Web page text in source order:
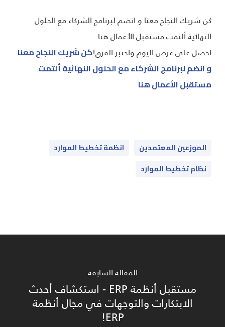
كن شريك النجاح معنا و انضم لبرنامج الشركاء مع الحلول
النهائية ألتمت مستقبل الأعمال هنا
احصل على عرض اليوم واختبر الفرق!كن شريك النجاح معنا
و انضم لبرنامج الشركاء مع الحلول النهائية ألتمت
مستقبل الأعمال هنا
الموزعين المعتمدين
انظمة تخطيط الموارد
نظام تخطيط الموارد
المقالة السابقة
مستقبل أنظمة ERP - استكشاف أحدث
الابتكارات والتوجهات في مجال أنظمة
ERP!